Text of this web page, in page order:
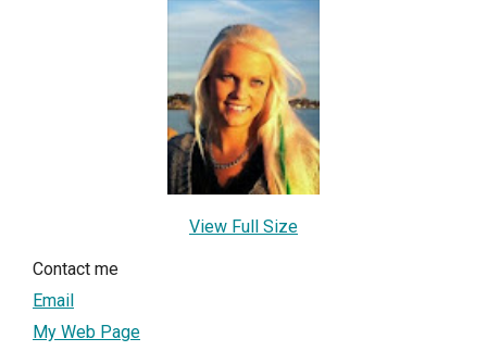
View Full Size
Contact me
Email
My Web Page